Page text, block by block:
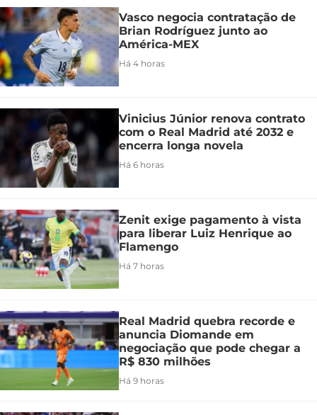
Vasco negocia contratação de
Brian Rodríguez junto ao
América-MEX
Há 4 horas
Vinicius Júnior renova contrato
com o Real Madrid até 2032 e
encerra longa novela
Há 6 horas
Zenit exige pagamento à vista
para liberar Luiz Henrique ao
Flamengo
Há 7 horas
Real Madrid quebra recorde e
anuncia Diomande em
negociação que pode chegar a
R$ 830 milhões
Há 9 horas